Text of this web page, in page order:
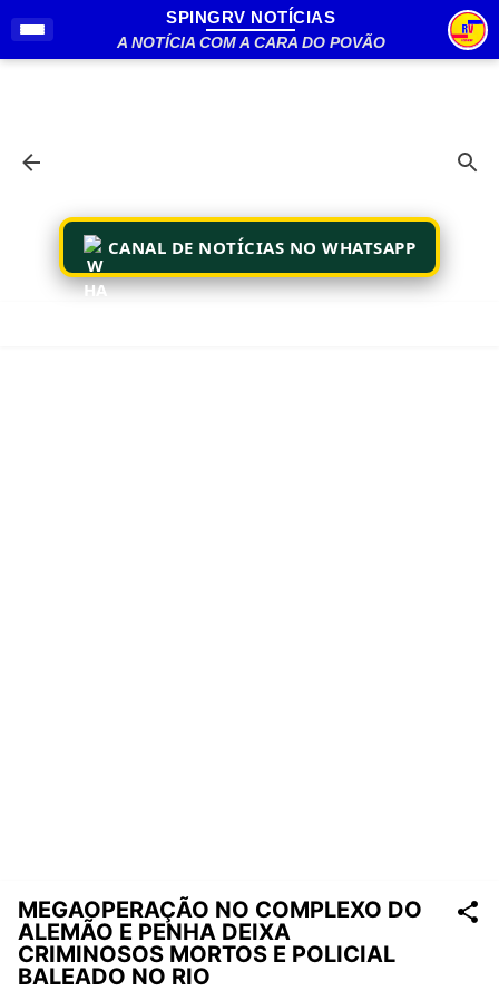
Pular para o conteúdo principal
SPINGRV NOTÍCIAS
A NOTÍCIA COM A CARA DO POVÃO
CANAL DE NOTÍCIAS NO WHATSAPP
MEGAOPERAÇÃO NO COMPLEXO DO
ALEMÃO E PENHA DEIXA
CRIMINOSOS MORTOS E POLICIAL
BALEADO NO RIO